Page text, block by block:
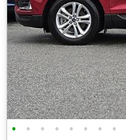
• • • • • • • •